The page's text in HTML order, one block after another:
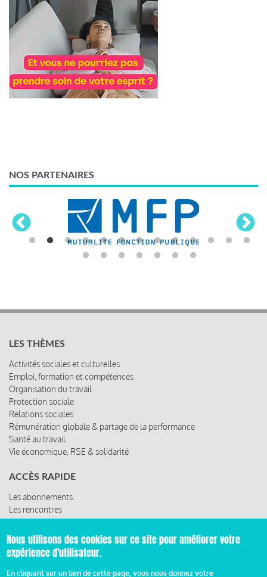
NOS PARTENAIRES
LES THÈMES
Activités sociales et culturelles
Emploi, formation et compétences
Organisation du travail
Protection sociale
Relations sociales
Rémunération globale & partage de la performance
Santé au travail
Vie économique, RSE & solidarité
ACCÈS RAPIDE
Les abonnements
Les rencontres
Les ressources
© 2019 Miroir Social - Réalisé parCafffeine
Nous utilisons des cookies sur ce site pour améliorer votre
expérience d'utilisateur.
En cliquant sur un lien de cette page, vous nous donnez votre